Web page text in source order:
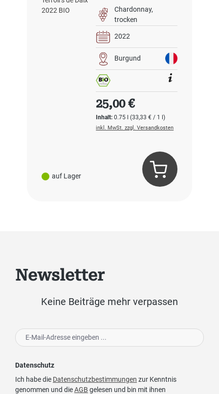
auf Lager
Chardonnay
trocken
2022
Burgund
Inhalt:0.75 l(33,33 € / 1 l)
Regulärer Preis:
25,00 €
inkl. MwSt. zzgl. Versandkosten
Newsletter
Keine Beiträge mehr verpassen
Datenschutz
Ich habe die Datenschutzbestimmungen zur Kenntnis
genommen und dieAGB gelesen und bin mit ihnen